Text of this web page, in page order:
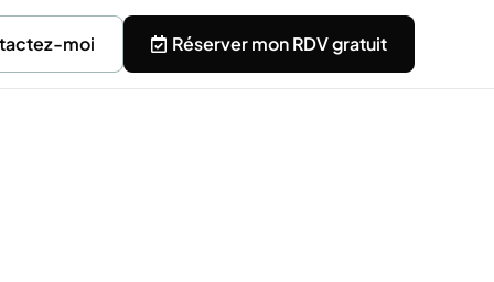
moi Réserver mon RDV gratuit